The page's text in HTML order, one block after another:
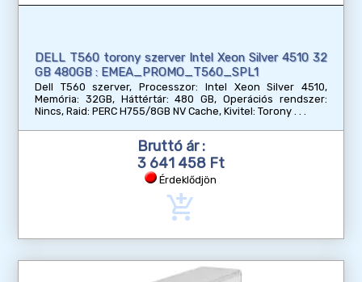
DELL T560 torony szerver Intel Xeon Silver 4510 32
GB 480GB : EMEA_PROMO_T560_SPL1
Dell T560 szerver, Processzor: Intel Xeon Silver 4510,
Memória: 32GB, Háttértár: 480 GB, Operációs rendszer:
Nincs, Raid: PERC H755/8GB NV Cache, Kivitel: Torony
Bruttó ár :
3 641 458 Ft
Érdeklődjön
add_shopping_cart